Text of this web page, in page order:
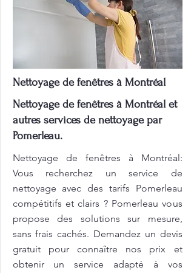
Nettoyage de fenêtres à Montréal
Nettoyage de fenêtres à Montréal et
autres services de nettoyage par
Pomerleau.
Nettoyage de fenêtres à Montréal:
Vous recherchez un service de
nettoyage avec des tarifs Pomerleau
compétitifs et clairs ? Pomerleau vous
propose des solutions sur mesure,
sans frais cachés. Demandez un devis
gratuit pour connaître nos prix et
obtenir un service adapté à vos